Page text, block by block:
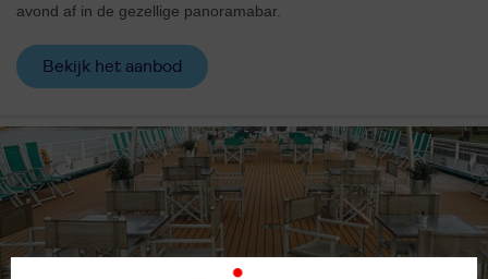
avond af in de gezellige panoramabar.
Bekijk het aanbod